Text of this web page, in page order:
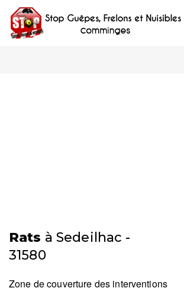
Rats à Sedeilhac -
31580
Zone de couverture des interventions